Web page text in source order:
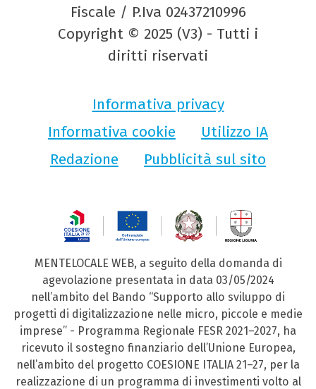
Fiscale / P.Iva 02437210996
Copyright © 2025 (V3) - Tutti i
diritti riservati
Informativa privacy
Informativa cookie
Utilizzo IA
Redazione
Pubblicità sul sito
MENTELOCALE WEB, a seguito della domanda di
agevolazione presentata in data 03/05/2024
nell’ambito del Bando “Supporto allo sviluppo di
progetti di digitalizzazione nelle micro, piccole e medie
imprese” - Programma Regionale FESR 2021–2027, ha
ricevuto il sostegno finanziario dell’Unione Europea,
nell’ambito del progetto COESIONE ITALIA 21–27, per la
realizzazione di un programma di investimenti volto al